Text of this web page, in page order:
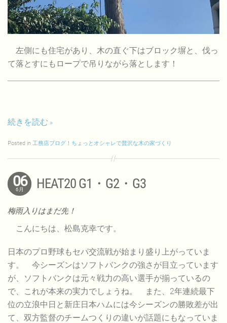
左側にも住宅があり、木の直ぐ下はブロック塀と、伐っ
て落とすにもロープで吊りながら落とします！
続きを読む
Posted in 工務店ブログ！ちょっとオシャレで贅沢な木の家づくり
06
6月 HEAT20 G1・G2・G3
梅雨入りはまだ先！
こんにちは、松島克幸です。
日本のプロ野球もセパ交流戦が始まり盛り上がっていま
す。 今シーズンはソフトバンクの強さが目立っています
が、ソフトバンクは元々戦力の高い選手が揃っているの
で、これが本来の実力でしょうね。 また、2年連続最下
位の立浪中日と新庄日本ハムには今シーズンの勝敗差が出
て、双方監督のチームつくりの違いが話題にもなっていま